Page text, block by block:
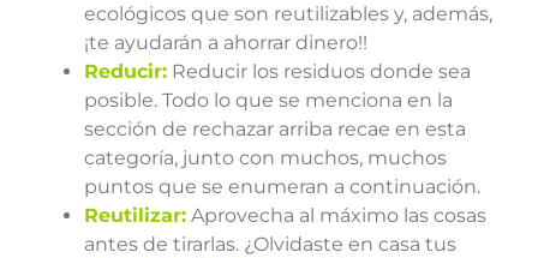
ecológicos que son reutilizables y, además,
¡te ayudarán a ahorrar dinero!!
Reducir: Reducir los residuos donde sea
posible. Todo lo que se menciona en la
sección de rechazar arriba recae en esta
categoría, junto con muchos, muchos
puntos que se enumeran a continuación.
Reutilizar: Aprovecha al máximo las cosas
antes de tirarlas. ¿Olvidaste en casa tus